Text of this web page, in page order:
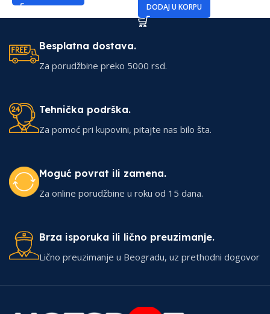
DODAJ U KORPU
Besplatna dostava.
Za porudžbine preko 5000 rsd.
Tehnička podrška.
Za pomoć pri kupovini, pitajte nas bilo šta.
Moguć povrat ili zamena.
Za online porudžbine u roku od 15 dana.
Brza isporuka ili lično preuzimanje.
Lično preuzimanje u Beogradu, uz prethodni dogovor